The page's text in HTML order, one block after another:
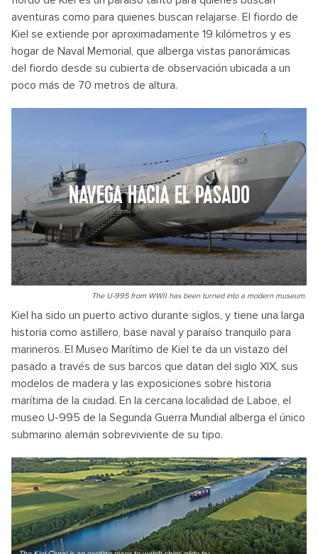
aventuras como para quienes buscan relajarse. El fiordo de
Kiel se extiende por aproximadamente 19 kilómetros y es
hogar de Naval Memorial, que alberga vistas panorámicas
del fiordo desde su cubierta de observación ubicada a un
poco más de 70 metros de altura.
NAVEGA HACIA EL PASADO
The U-995 from WWII has been turned into a modern museum.
Kiel ha sido un puerto activo durante siglos, y tiene una larga
historia como astillero, base naval y paraíso tranquilo para
marineros. El Museo Marítimo de Kiel te da un vistazo del
pasado a través de sus barcos que datan del siglo XIX, sus
modelos de madera y las exposiciones sobre historia
marítima de la ciudad. En la cercana localidad de Laboe, el
museo U-995 de la Segunda Guerra Mundial alberga el único
submarino alemán sobreviviente de su tipo.